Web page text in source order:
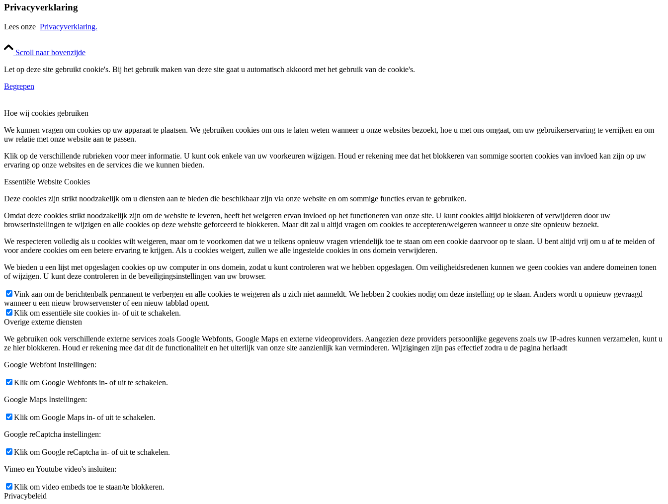
Privacyverklaring
Lees onze Privacyverklaring.
Scroll naar bovenzijde
Let op deze site gebruikt cookie's. Bij het gebruik maken van deze site gaat u automatisch akkoord met het gebruik van de cookie's.
Begrepen
Hoe wij cookies gebruiken
We kunnen vragen om cookies op uw apparaat te plaatsen. We gebruiken cookies om ons te laten weten wanneer u onze websites bezoekt, hoe u met ons omgaat, om uw gebruikerservaring te verrijken en om
uw relatie met onze website aan te passen.
Klik op de verschillende rubrieken voor meer informatie. U kunt ook enkele van uw voorkeuren wijzigen. Houd er rekening mee dat het blokkeren van sommige soorten cookies van invloed kan zijn op uw
ervaring op onze websites en de services die we kunnen bieden.
Essentiële Website Cookies
Deze cookies zijn strikt noodzakelijk om u diensten aan te bieden die beschikbaar zijn via onze website en om sommige functies ervan te gebruiken.
Omdat deze cookies strikt noodzakelijk zijn om de website te leveren, heeft het weigeren ervan invloed op het functioneren van onze site. U kunt cookies altijd blokkeren of verwijderen door uw
browserinstellingen te wijzigen en alle cookies op deze website geforceerd te blokkeren. Maar dit zal u altijd vragen om cookies te accepteren/weigeren wanneer u onze site opnieuw bezoekt.
We respecteren volledig als u cookies wilt weigeren, maar om te voorkomen dat we u telkens opnieuw vragen vriendelijk toe te staan om een cookie daarvoor op te slaan. U bent altijd vrij om u af te melden of
voor andere cookies om een betere ervaring te krijgen. Als u cookies weigert, zullen we alle ingestelde cookies in ons domein verwijderen.
We bieden u een lijst met opgeslagen cookies op uw computer in ons domein, zodat u kunt controleren wat we hebben opgeslagen. Om veiligheidsredenen kunnen we geen cookies van andere domeinen tonen
of wijzigen. U kunt deze controleren in de beveiligingsinstellingen van uw browser.
Vink aan om de berichtenbalk permanent te verbergen en alle cookies te weigeren als u zich niet aanmeldt. We hebben 2 cookies nodig om deze instelling op te slaan. Anders wordt u opnieuw gevraagd
wanneer u een nieuw browservenster of een nieuw tabblad opent.
Klik om essentiële site cookies in- of uit te schakelen.
Overige externe diensten
We gebruiken ook verschillende externe services zoals Google Webfonts, Google Maps en externe videoproviders. Aangezien deze providers persoonlijke gegevens zoals uw IP-adres kunnen verzamelen, kunt u
ze hier blokkeren. Houd er rekening mee dat dit de functionaliteit en het uiterlijk van onze site aanzienlijk kan verminderen. Wijzigingen zijn pas effectief zodra u de pagina herlaadt
Google Webfont Instellingen:
Klik om Google Webfonts in- of uit te schakelen.
Google Maps Instellingen:
Klik om Google Maps in- of uit te schakelen.
Google reCaptcha instellingen:
Klik om Google reCaptcha in- of uit te schakelen.
Vimeo en Youtube video's insluiten:
Klik om video embeds toe te staan/te blokkeren.
Privacybeleid